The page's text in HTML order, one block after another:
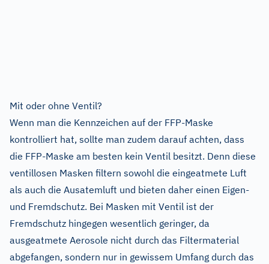
Mit oder ohne Ventil?
Wenn man die Kennzeichen auf der FFP-Maske
kontrolliert hat, sollte man zudem darauf achten, dass
die FFP-Maske am besten kein Ventil besitzt. Denn diese
ventillosen Masken filtern sowohl die eingeatmete Luft
als auch die Ausatemluft und bieten daher einen Eigen-
und Fremdschutz. Bei Masken mit Ventil ist der
Fremdschutz hingegen wesentlich geringer, da
ausgeatmete Aerosole nicht durch das Filtermaterial
abgefangen, sondern nur in gewissem Umfang durch das